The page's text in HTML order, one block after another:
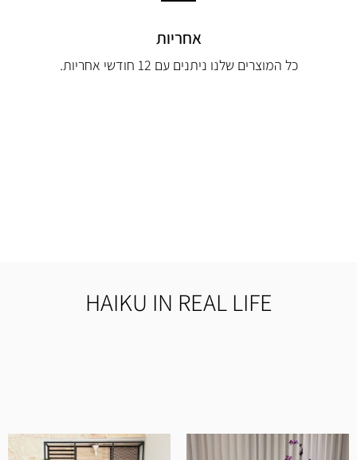
אחריות
כל המוצרים שלנו ניתנים עם 12 חודשי אחריות.
HAIKU IN REAL LIFE
מוצרים איכותיים ומוקפדים, שירות ויחס מדהים